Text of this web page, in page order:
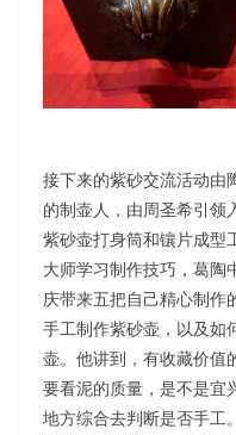
接下来的紫砂交流活动由
的制壶人，由周圣希引领
紫砂壶打身筒和镶片成型
大师学习制作技巧，葛陶
庆带来五把自己精心制作
手工制作紫砂壶，以及如
壶。他讲到，有收藏价值
要看泥的质量，是不是宜
地方综合去判断是否手工